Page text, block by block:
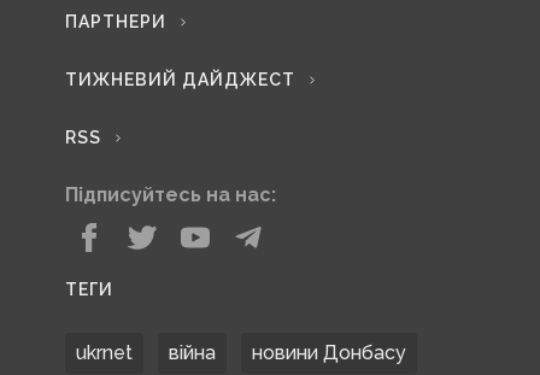
ПАРТНЕРИ
ТИЖНЕВИЙ ДАЙДЖЕСТ
RSS
Підписуйтесь на нас:
ТЕГИ
ukrnet війна новини Донбасу